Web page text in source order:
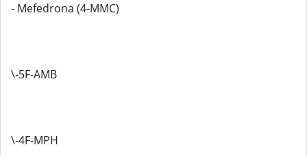
- Mefedrona (4-MMC)
\-5F-AMB
\-4F-MPH